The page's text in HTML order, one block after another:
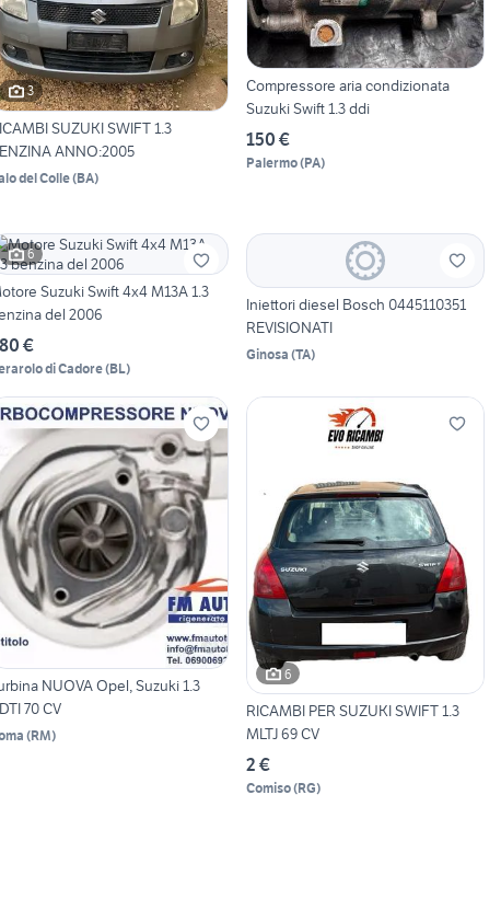
3
SUZUKI SWIFT 1.3
BENZINA ANNO:2005
del Colle(BA)
Compressore aria condizionata
Suzuki Swift 1.3 ddi
150 €
Palermo(PA)
6
Suzuki Swift 4x4 M13A 1.3
del 2006
€
di Cadore(BL)
Iniettori diesel Bosch 0445110351
REVISIONATI
Ginosa (TA)
NUOVA Opel, Suzuki 1.3
70 CV
(RM)
6
RICAMBI PER SUZUKI SWIFT 1.3
MLTJ 69 CV
2 €
Comiso(RG)